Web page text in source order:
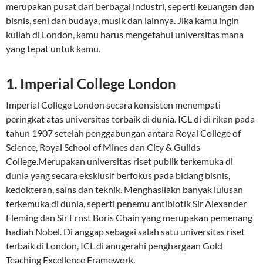
merupakan pusat dari berbagai industri, seperti keuangan dan
bisnis, seni dan budaya, musik dan lainnya. Jika kamu ingin
kuliah di London, kamu harus mengetahui universitas mana
yang tepat untuk kamu.
1. Imperial College London
Imperial College London secara konsisten menempati
peringkat atas universitas terbaik di dunia. ICL di di rikan pada
tahun 1907 setelah penggabungan antara Royal College of
Science, Royal School of Mines dan City & Guilds
College.Merupakan universitas riset publik terkemuka di
dunia yang secara eksklusif berfokus pada bidang bisnis,
kedokteran, sains dan teknik. Menghasilakn banyak lulusan
terkemuka di dunia, seperti penemu antibiotik Sir Alexander
Fleming dan Sir Ernst Boris Chain yang merupakan pemenang
hadiah Nobel. Di anggap sebagai salah satu universitas riset
terbaik di London, ICL di anugerahi penghargaan Gold
Teaching Excellence Framework.